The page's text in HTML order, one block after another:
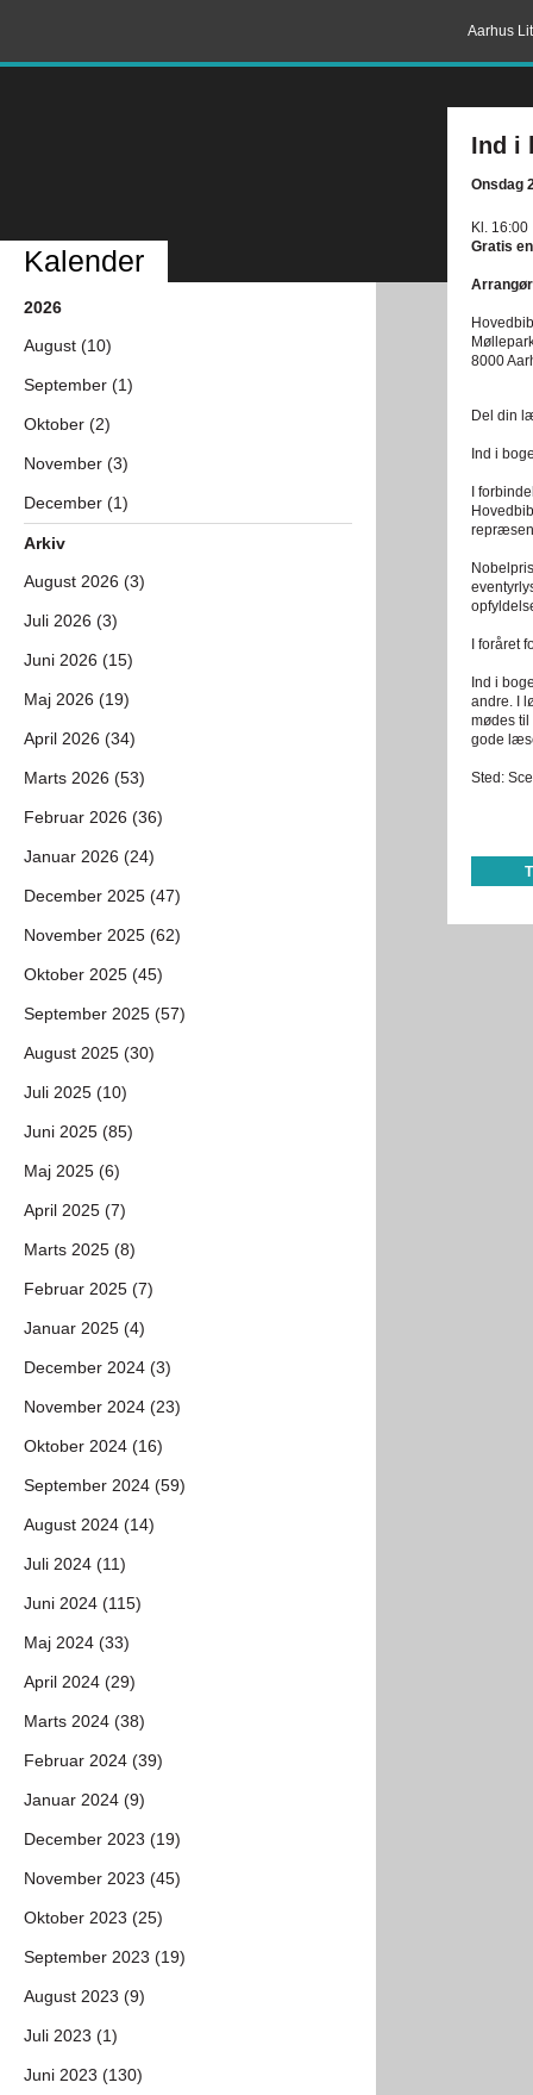
Aarhus
Ind i
Onsdag
Kl. 16:00
Gratis
8000
Del din
Ind i
I
I foråret
Ind i
andre. I
mødes
gode
Sted:
Kalender
2026
August (10)
September (1)
Oktober (2)
November (3)
December (1)
Arkiv
August 2026 (3)
Juli 2026 (3)
Juni 2026 (15)
Maj 2026 (19)
April 2026 (34)
Marts 2026 (53)
Februar 2026 (36)
Januar 2026 (24)
December 2025 (47)
November 2025 (62)
Oktober 2025 (45)
September 2025 (57)
August 2025 (30)
Juli 2025 (10)
Juni 2025 (85)
Maj 2025 (6)
April 2025 (7)
Marts 2025 (8)
Februar 2025 (7)
Januar 2025 (4)
December 2024 (3)
November 2024 (23)
Oktober 2024 (16)
September 2024 (59)
August 2024 (14)
Juli 2024 (11)
Juni 2024 (115)
Maj 2024 (33)
April 2024 (29)
Marts 2024 (38)
Februar 2024 (39)
Januar 2024 (9)
December 2023 (19)
November 2023 (45)
Oktober 2023 (25)
September 2023 (19)
August 2023 (9)
Juli 2023 (1)
Juni 2023 (130)